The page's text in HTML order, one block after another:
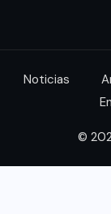
Noticias
©